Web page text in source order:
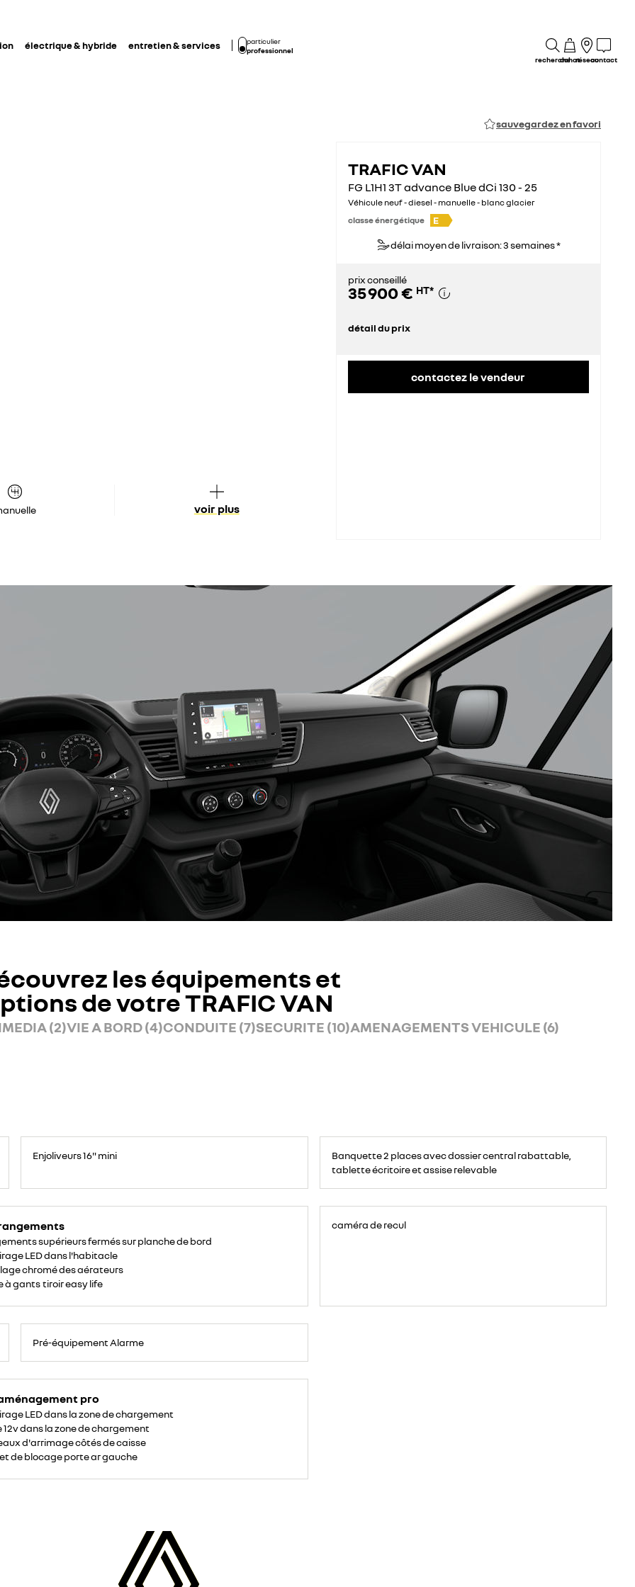
électrique & hybride entretien & services
particulier
professionnel
rechercheachatréseaucontact
sauvegardez en favori
voir plus
TRAFIC VAN
FG L1H1 3T advance Blue dCi 130 - 25
Véhicule neuf - diesel - manuelle - blanc glacier
classe énergétique
E
délai moyen de livraison: 3 semaines *
prix conseillé
35 900 € HT*
détail du prix
contactez le vendeur
les équipements et
de votre TRAFIC VAN
(2)VIE A BORD (4)CONDUITE (7)SECURITE (10)AMENAGEMENTS VEHICULE (6)
Enjoliveurs 16" mini
avant
places,
espace
portable,
Banquette 2 places avec dossier central rabattable,
tablette écritoire et assise relevable
supérieurs fermés sur planche de bord
LED dans l'habitacle
chromé des aérateurs
à gants tiroir easy life
caméra de recul
Pré-équipement Alarme
pro
LED dans la zone de chargement
12v dans la zone de chargement
d'arrimage côtés de caisse
de blocage porte ar gauche